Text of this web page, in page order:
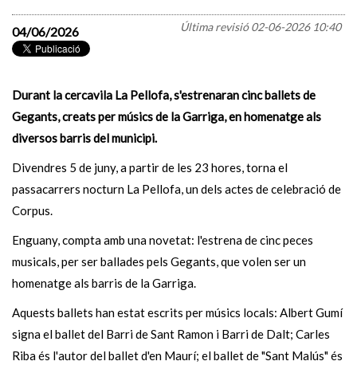
Última revisió02-06-2026 10:40
04/06/2026
Durant la cercavila La Pellofa, s'estrenaran cinc ballets de
Gegants, creats per músics de la Garriga, en homenatge als
diversos barris del municipi.
Divendres 5 de juny, a partir de les 23 hores, torna el
passacarrers nocturn La Pellofa, un dels actes de celebració de
Corpus.
Enguany, compta amb una novetat: l'estrena de cinc peces
musicals, per ser ballades pels Gegants, que volen ser un
homenatge als barris de la Garriga.
Aquests ballets han estat escrits per músics locals: Albert Gumí
signa el ballet del Barri de Sant Ramon i Barri de Dalt; Carles
Riba és l'autor del ballet d'en Maurí; el ballet de "Sant Malús" és